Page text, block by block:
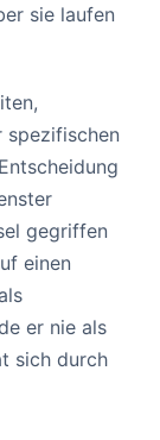
sie laufen
spezifischen
gegriffen
einen
er nie als
sich durch